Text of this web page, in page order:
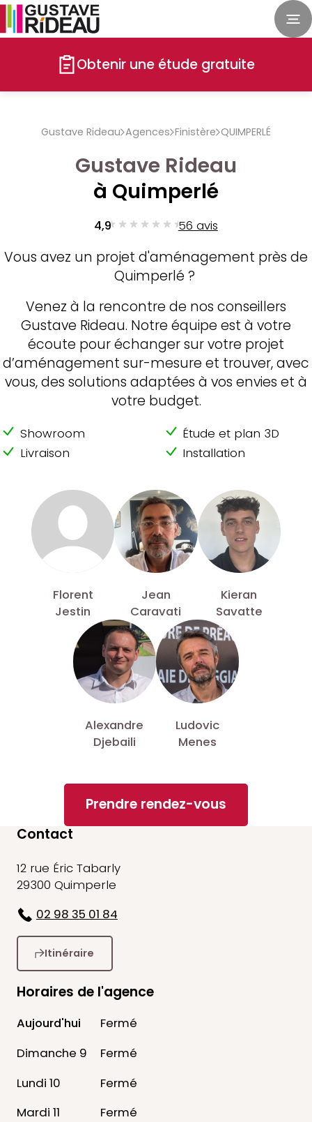
Obtenir une étude gratuite
Gustave Rideau Agences Finistère QUIMPERLÉ
Gustave Rideau
à Quimperlé
4,9 56 avis
Vous avez un projet d'aménagement près de
Quimperlé ?
Venez à la rencontre de nos conseillers
Gustave Rideau. Notre équipe est à votre
écoute pour échanger sur votre projet
d’aménagement sur-mesure et trouver, avec
vous, des solutions adaptées à vos envies et à
votre budget.
Showroom
Étude et plan 3D
Livraison
Installation
Florent
Jestin
Jean
Caravati
Kieran
Savatte
Alexandre
Djebaili
Ludovic
Menes
Prendre rendez-vous
Contact
12 rue Éric Tabarly
29300 Quimperle
02 98 35 01 84
Itinéraire
Horaires de l'agence
Aujourd'hui
Fermé
Dimanche 9
Fermé
Lundi 10
Fermé
Mardi 11
Fermé